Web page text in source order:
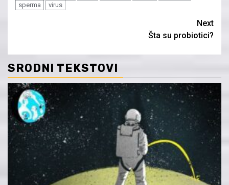
sperma
virus
Next
Šta su probiotici?
SRODNI TEKSTOVI